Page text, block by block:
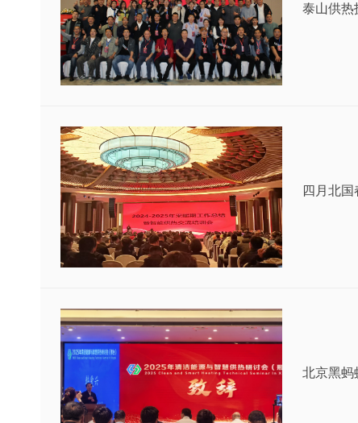
泰山供热
四月北
北京黑蚂